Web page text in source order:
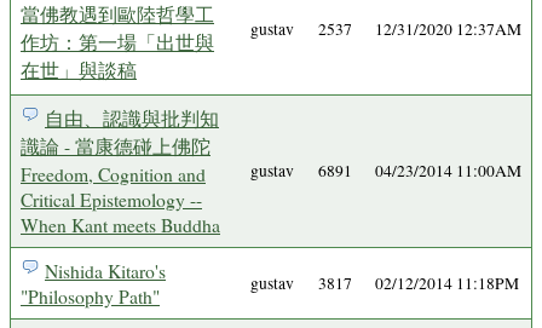
當佛教遇到歐陸哲學工
作坊：第一場「出世與
在世」與談稿
gustav 2537 12/31/2020 12:37AM
自由、認識與批判知
識論 - 當康德碰上佛陀
Freedom, Cognition and
Critical Epistemology --
When Kant meets Buddha
gustav 6891 04/23/2014 11:00AM
Nishida Kitaro's
"Philosophy Path"
gustav 3817 02/12/2014 11:18PM